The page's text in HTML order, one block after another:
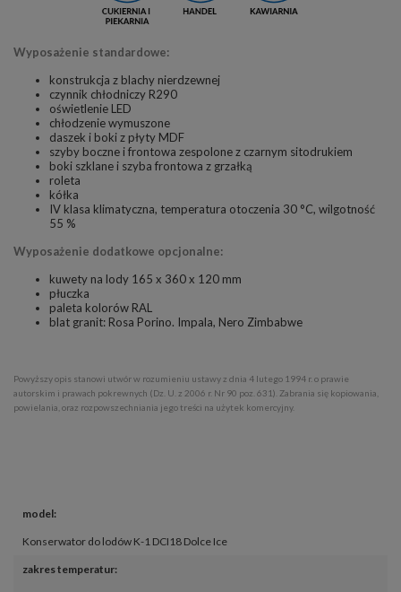
Wyposażenie standardowe:
konstrukcja z blachy nierdzewnej
czynnik chłodniczy R290
oświetlenie LED
chłodzenie wymuszone
daszek i boki z płyty MDF
szyby boczne i frontowa zespolone z czarnym sitodrukiem
boki szklane i szyba frontowa z grzałką
roleta
kółka
IV klasa klimatyczna, temperatura otoczenia 30 °C, wilgotność
55 %
Wyposażenie dodatkowe opcjonalne:
kuwety na lody 165 x 360 x 120 mm
płuczka
paleta kolorów RAL
blat granit: Rosa Porino. Impala, Nero Zimbabwe
Powyższy opis stanowi utwór w rozumieniu ustawy z dnia 4 lutego 1994 r. o prawie
autorskim i prawach pokrewnych (Dz. U. z 2006 r. Nr 90 poz. 631). Zabrania się kopiowania,
powielania, oraz rozpowszechniania jego treści na użytek komercyjny.
model:
Konserwator do lodów K-1 DCI18 Dolce Ice
zakres temperatur: